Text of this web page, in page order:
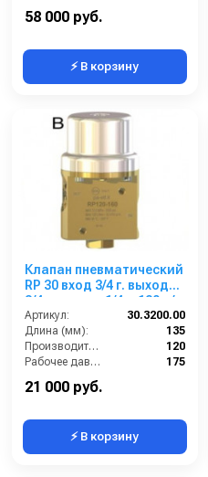
58 000 руб.
⚡ В корзину
Клапан пневматический
RP 30 вход 3/4 г. выход
3/4 г. воздух 1/4 г. 120 л/
мин 175 бар
Артикул:
30.3200.00
Длина (мм):
135
Производительность (л/мин):
120
Рабочее давление (бар):
175
21 000 руб.
⚡ В корзину